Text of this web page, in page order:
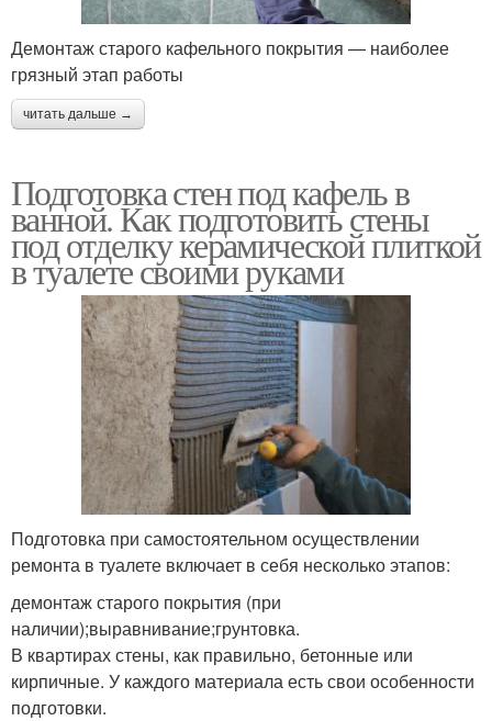
Демонтаж старого кафельного покрытия — наиболее
грязный этап работы
читать дальше →
Подготовка стен под кафель в
ванной. Как подготовить стены
под отделку керамической плиткой
в туалете своими руками
Подготовка при самостоятельном осуществлении
ремонта в туалете включает в себя несколько этапов:
демонтаж старого покрытия (при
наличии);выравнивание;грунтовка.
В квартирах стены, как правильно, бетонные или
кирпичные. У каждого материала есть свои особенности
подготовки.